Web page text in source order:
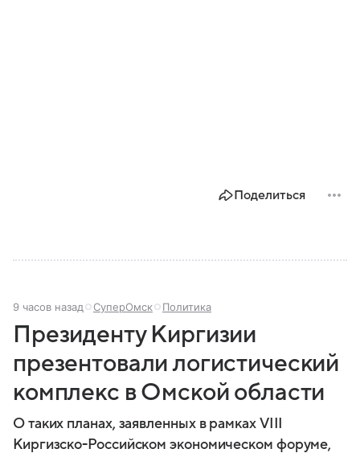
Поделиться
9 часов назад СуперОмск Политика
Президенту Киргизии
презентовали логистический
комплекс в Омской области
О таких планах, заявленных в рамках VIII
Киргизско-Российском экономическом форуме,